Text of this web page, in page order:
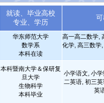
就读、毕业高校
专业、学历
华东师范大学
数学系
本科在读
高一高二数学,
化学, 高三数学
本科暨南大学＆保研复
旦大学
生物科学
本科毕业
小学语文, 小
二英语, 初三
英